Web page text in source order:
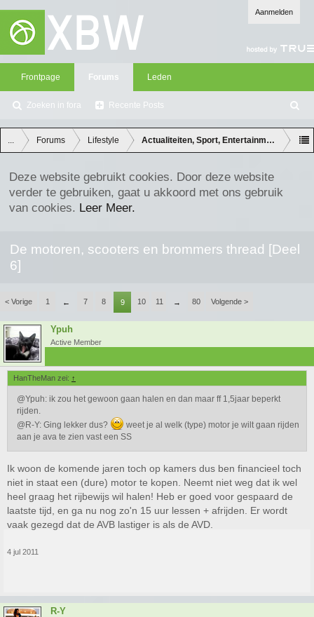
Aanmelden
Frontpage Forums
Zoeken in fora Recente Posts
Leden
oe
ke
n
... Forums Lifestyle Actualiteiten, Sport, Entertainment en
Deze website gebruikt cookies. Door deze website
verder te gebruiken, gaat u akkoord met ons gebruik
van cookies. Leer Meer.
De motoren, scooters en brommers thread [Deel
6]
< Vorige 1 ← 7 8 9 10 11 → 80 Volgende >
Ypuh
Active Member
HanTheMan zei: ↑
@Ypuh: ik zou het gewoon gaan halen en dan maar ff 1,5jaar beperkt
rijden.
@R-Y: Ging lekker dus?
weet je al welk (type) motor je wilt gaan rijden
aan je ava te zien vast een SS
Ik woon de komende jaren toch op kamers dus ben financieel toch
niet in staat een (dure) motor te kopen. Neemt niet weg dat ik wel
heel graag het rijbewijs wil halen! Heb er goed voor gespaard de
laatste tijd, en ga nu nog zo'n 15 uur lessen + afrijden. Er wordt
vaak gezegd dat de AVB lastiger is als de AVD.
4 jul 2011
R-Y